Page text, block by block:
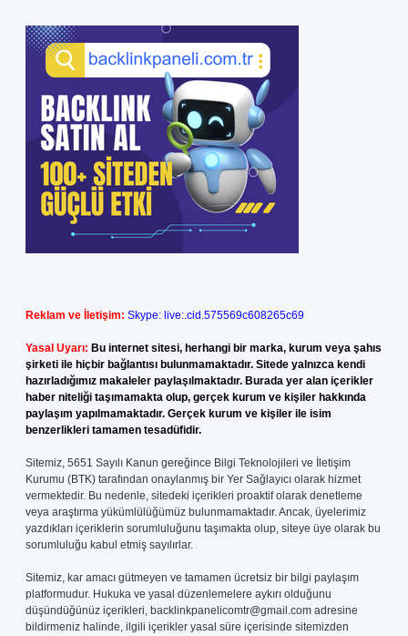
Reklam ve İletişim: Skype: live:.cid.575569c608265c69
Yasal Uyarı: Bu internet sitesi, herhangi bir marka, kurum veya şahıs
şirketi ile hiçbir bağlantısı bulunmamaktadır. Sitede yalnızca kendi
hazırladığımız makaleler paylaşılmaktadır. Burada yer alan içerikler
haber niteliği taşımamakta olup, gerçek kurum ve kişiler hakkında
paylaşım yapılmamaktadır. Gerçek kurum ve kişiler ile isim
benzerlikleri tamamen tesadüfidir.
Sitemiz, 5651 Sayılı Kanun gereğince Bilgi Teknolojileri ve İletişim
Kurumu (BTK) tarafından onaylanmış bir Yer Sağlayıcı olarak hizmet
vermektedir. Bu nedenle, sitedeki içerikleri proaktif olarak denetleme
veya araştırma yükümlülüğümüz bulunmamaktadır. Ancak, üyelerimiz
yazdıkları içeriklerin sorumluluğunu taşımakta olup, siteye üye olarak bu
sorumluluğu kabul etmiş sayılırlar.
Sitemiz, kar amacı gütmeyen ve tamamen ücretsiz bir bilgi paylaşım
platformudur. Hukuka ve yasal düzenlemelere aykırı olduğunu
düşündüğünüz içerikleri, backlinkpanelicomtr@gmail.com adresine
bildirmeniz halinde, ilgili içerikler yasal süre içerisinde sitemizden